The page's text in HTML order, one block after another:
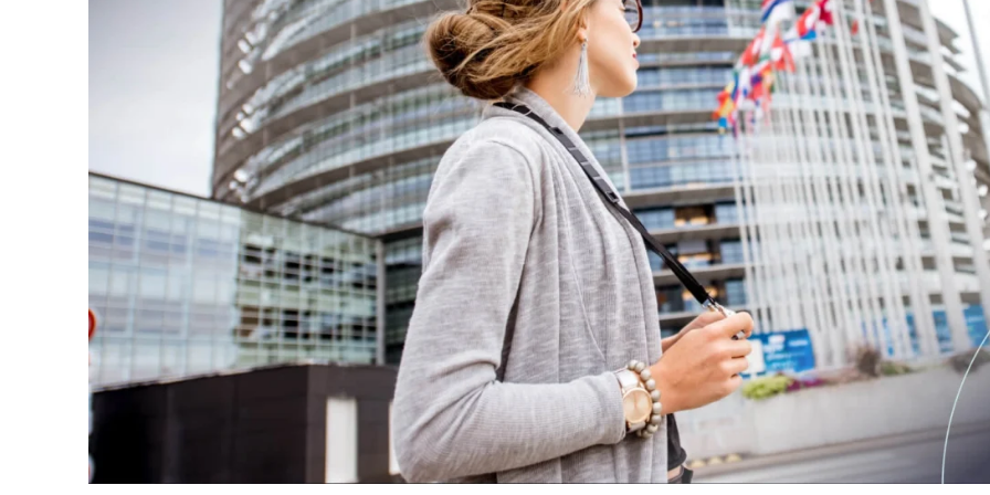
Document Management System
Pentru a organiza, clasifica și căuta documentele
Enterprise Content Management
Gestionarea optimă a datelor și informațiilor
Long Term Archiving
Un hub pentru arhivarea legală pe termen lung a
documentelor
Invoice
eInvoicing Hub
Gestionarea centralizată, automatizată și
conformă a facturării în mai multe țări
EDI Hub
Pentru digitalizarea lanțului de aprovizionare și
a schimbului de facturi și date
Facturarea IMM-uri și profesioniști
Soluție web pentru gestionarea completă și
păstrarea conformă a facturilor
Notify
Livrare certificată
Transformați SMS-urile, e-mailurile
în comunicări cu valoare juridică cu
SERCQ
Posta Electronica Certificata
Trimite mesaje cu valoare de
recomandată cu Posta Electronica
Profesioniști
calificate și a identităților
Multi QTSP
Solutiile noasre pentru
Business-ului